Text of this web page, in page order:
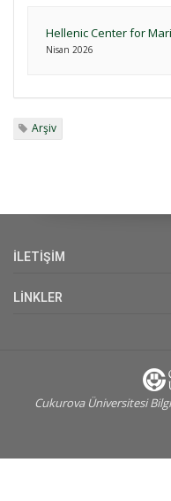
Hellenic Center for
Nisan 2026
Arşiv
İLETİŞİM
LİNKLER
Cukurova Üniversitesi